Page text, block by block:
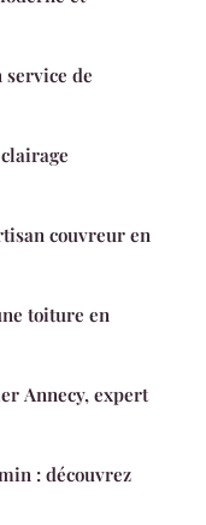
de
couvreur en
toiture en
Annecy, expert
: découvrez